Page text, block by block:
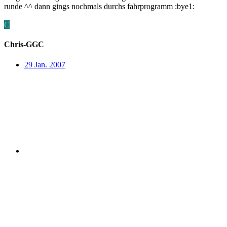
runde ^^ dann gings nochmals durchs fahrprogramm :bye1:
C
Chris-GGC
29 Jan. 2007